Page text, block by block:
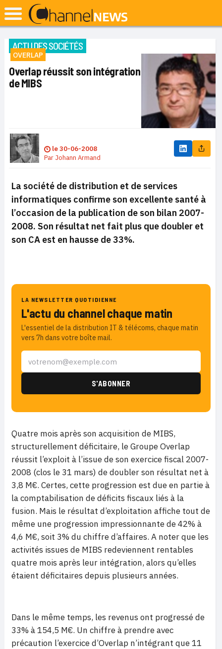
ACTU DES SOCIÉTÉS
OVERLAP
Overlap réussit son intégration
de MIBS
le30-06-2008
Par Johann Armand
La société de distribution et de services
informatiques confirme son excellente santé à
l’occasion de la publication de son bilan 2007-
2008. Son résultat net fait plus que doubler et
son CA est en hausse de 33%.
LA NEWSLETTER QUOTIDIENNE
L'actu du channel chaque matin
L'essentiel de la distribution IT & télécoms, chaque matin
vers 7h dans votre boîte mail.
Quatre mois après son acquisition de MIBS,
structurellement déficitaire, le Groupe Overlap
réussit l’exploit à l’issue de son exercice fiscal 2007-
2008 (clos le 31 mars) de doubler son résultat net à
3,8 M€. Certes, cette progression est due en partie à
la comptabilisation de déficits fiscaux liés à la
fusion. Mais le résultat d’exploitation affiche tout de
même une progression impressionnante de 42% à
4,6 M€, soit 3% du chiffre d’affaires. A noter que les
activités issues de MIBS redeviennent rentables
quatre mois après leur intégration, alors qu’elles
étaient déficitaires depuis plusieurs années.
Dans le même temps, les revenus ont progressé de
33% à 154,5 M€. Un chiffre à prendre avec
précaution l’exercice d’Overlap n’intégrant que 11